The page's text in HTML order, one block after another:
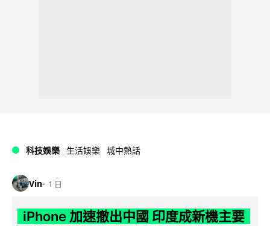
科技娛樂 生活娛樂 城中熱話
Vin 1 日
iPhone 加速撤出中國 印度成新機主要